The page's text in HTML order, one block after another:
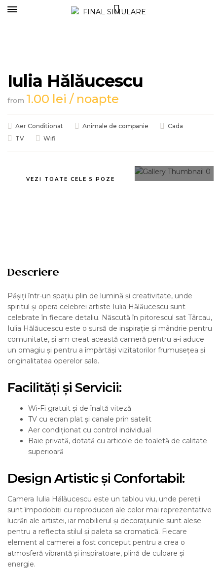
Iulia Hălăucescu
from 1.00 lei / noapte
Aer Conditionat Animale de companie
Cada
TV
Wifi
VEZI TOATE CELE 5 POZE
Descriere
Pășiți într-un spațiu plin de lumină și creativitate, unde
spiritul și opera celebrei artiste Iulia Hălăucescu sunt
celebrate în fiecare detaliu. Născută în pitorescul sat Târcau,
Iulia Hălăucescu este o sursă de inspirație și mândrie pentru
comunitate, și am creat această cameră pentru a-i aduce
un omagiu și pentru a împărtăși vizitatorilor frumusețea și
originalitatea operelor sale.
Facilități și Servicii:
Wi-Fi gratuit și de înaltă viteză
TV cu ecran plat și canale prin satelit
Aer condiționat cu control individual
Baie privată, dotată cu articole de toaletă de calitate
superioară
Design Artistic și Confortabil:
Camera Iulia Hălăucescu este un tablou viu, unde pereții
sunt împodobiți cu reproduceri ale celor mai reprezentative
lucrări ale artistei, iar mobilierul și decorațiunile sunt alese
pentru a reflecta stilul și paleta sa cromatică. Fiecare
element al camerei a fost conceput pentru a crea o
atmosferă vibrantă și inspiratoare, plină de culoare și
energie.